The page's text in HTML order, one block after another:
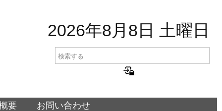
2026年8月8日 土曜日
要 お問い合わせ